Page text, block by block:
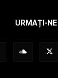
URMAȚI-NE